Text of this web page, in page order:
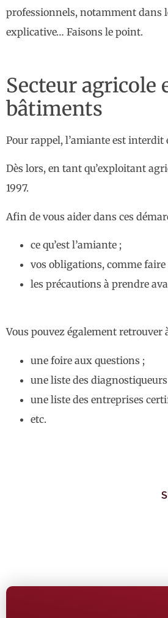
professionnels, notamment dans
explicative… Faisons le point.
Secteur agricole
bâtiments
Pour rappel, l’amiante est
Dès lors, en tant qu’exploitant
1997.
Afin de vous aider dans ces
ce qu’est l’amiante ;
vos obligations, comme
les précautions à prendre
Vous pouvez également retrouver
une foire aux questions ;
une liste des diagnostiqueurs
une liste des entreprises
etc.